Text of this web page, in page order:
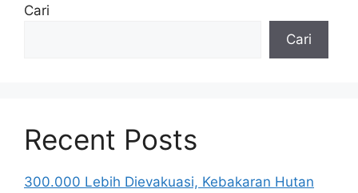
Cari
Cari
Recent Posts
300.000 Lebih Dievakuasi, Kebakaran Hutan